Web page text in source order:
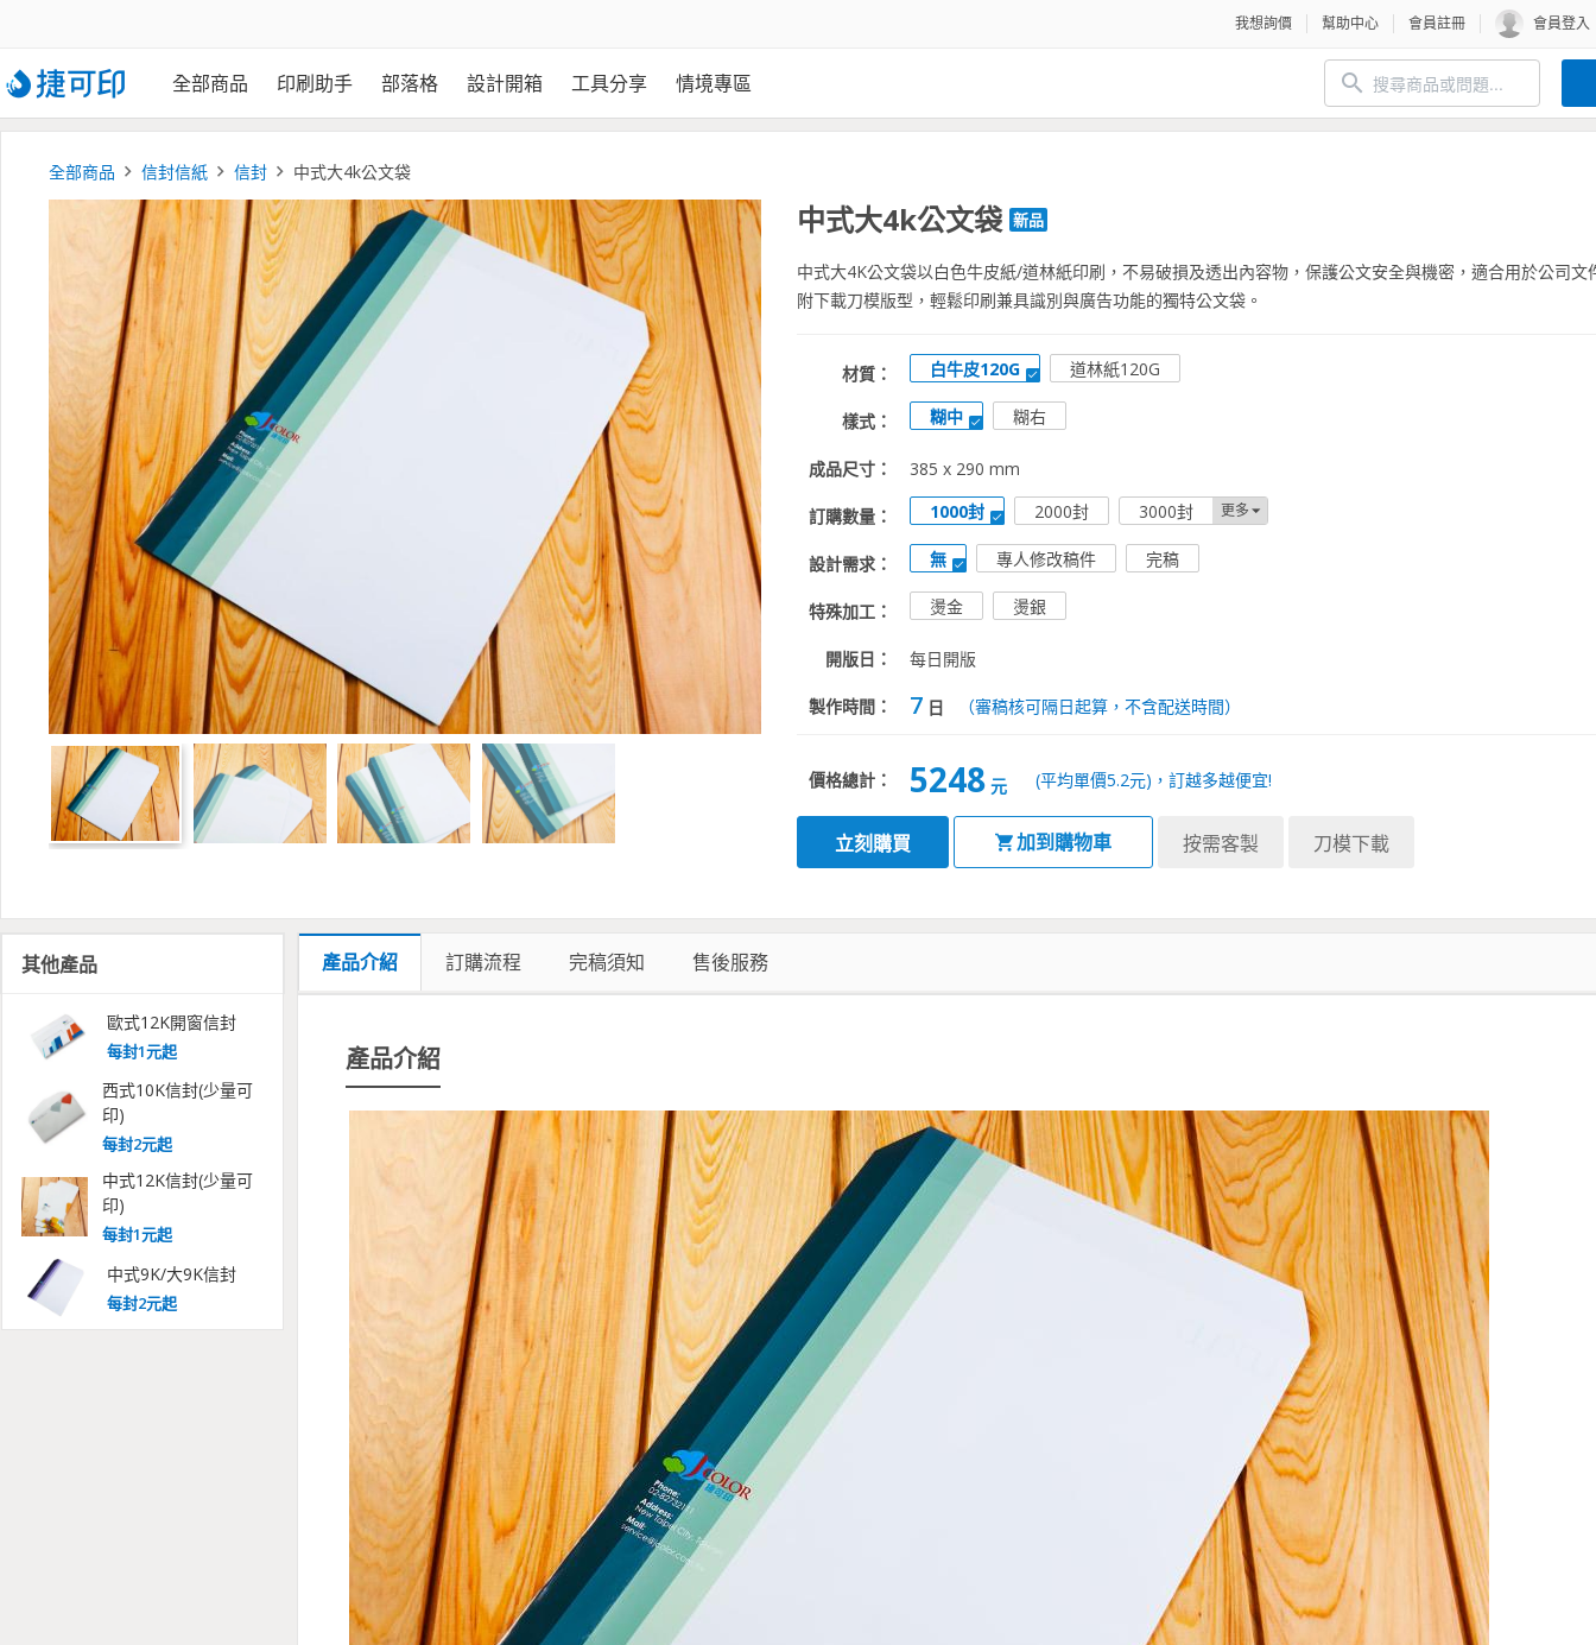
我想詢價 幫助中心 會員註冊 會員登入
全部商品 印刷助手 部落格 設計開箱 工具分享 情境專區
全部商品 信封信紙 信封 中式大4k公文袋
中式大4k公文袋 新品
中式大4K公文袋以白色牛皮紙/道林紙印刷，不易破損及透出內容物，保護公文安全與機密，適合用於公司文
附下載刀模版型，輕鬆印刷兼具識別與廣告功能的獨特公文袋。
材質： 白牛皮120G 道林紙120G
樣式： 糊中 糊右
成品尺寸： 385 x 290 mm
訂購數量： 1000封 2000封 3000封 更多
設計需求： 無 專人修改稿件 完稿
特殊加工： 燙金 燙銀
開版日： 每日開版
製作時間： 7 日 （審稿核可隔日起算，不含配送時間）
價格總計： 5248 元 (平均單價5.2元)，訂越多越便宜!
立刻購買 加到購物車 按需客製 刀模下載
其他產品
歐式12K開窗信封
每封1元起
西式10K信封(少量可
印)
每封2元起
中式12K信封(少量可
印)
每封1元起
中式9K/大9K信封
每封2元起
產品介紹 訂購流程 完稿須知 售後服務
產品介紹